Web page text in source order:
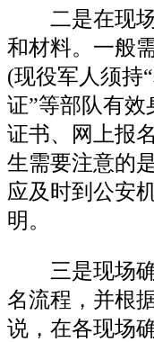
二是在现场
和材料。一般
(现役军人须持
证”等部队有
证书、网上报
生需要注意的
应及时到公安
明。
三是现场确
名流程，并根
说，在各现场